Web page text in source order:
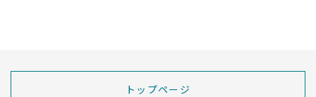
トップページ